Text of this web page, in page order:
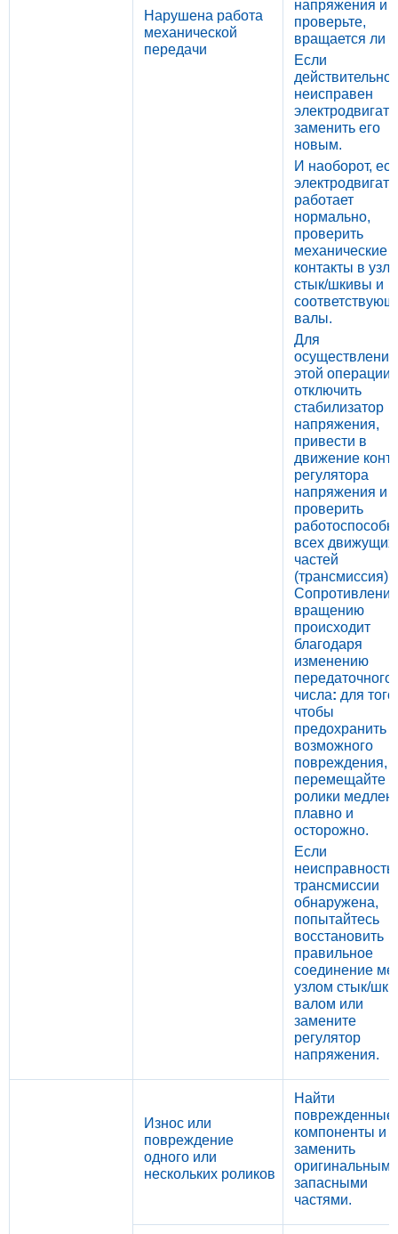
Нарушена работа
механической
передачи
напряжения и
проверьте,
вращается ли
Если
действительно
неисправен
заменить его
новым.
И наоборот,
работает
нормально,
проверить
механические
контакты в узле
стык/шкивы и
валы.
Для
осуществления
этой операции
отключить
стабилизатор
напряжения,
привести в
движение
регулятора
напряжения и
проверить
всех
частей
(трансмиссия).
Сопротивление
вращению
происходит
благодаря
изменению
передаточного
числа: для того,
чтобы
предохранить
возможного
повреждения,
перемещайте
ролики
плавно и
осторожно.
Если
неисправность
трансмиссии
обнаружена,
попытайтесь
восстановить
правильное
соединение
узлом стык/
валом или
замените
регулятор
напряжения.
Износ или
повреждение
одного или
нескольких роликов
Найти
поврежденные
компоненты и
заменить
оригинальными
запасными
частями.